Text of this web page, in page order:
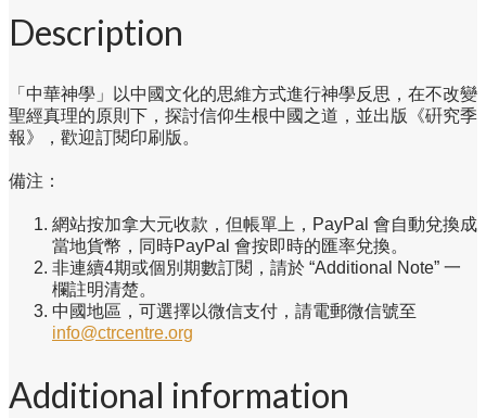
Description
「中華神學」以中國文化的思維方式進行神學反思，在不改變
聖經真理的原則下，探討信仰生根中國之道，並出版《硏究季
報》，歡迎訂閱印刷版。
備注：
網站按加拿大元收款，但帳單上，PayPal 會自動兌換成
當地貨幣，同時PayPal 會按即時的匯率兌換。
非連續4期或個別期數訂閱，請於 “Additional Note” 一
欄註明清楚。
中國地區，可選擇以微信支付，請電郵微信號至
info@ctrcentre.org
Additional information